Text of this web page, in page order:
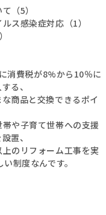
（5）
ス感染症対応（1）
消費税が8%から10％に
る、
商品と交換できるポイ
や子育て世帯への支援
置、
のリフォーム工事を実
制度なんです。